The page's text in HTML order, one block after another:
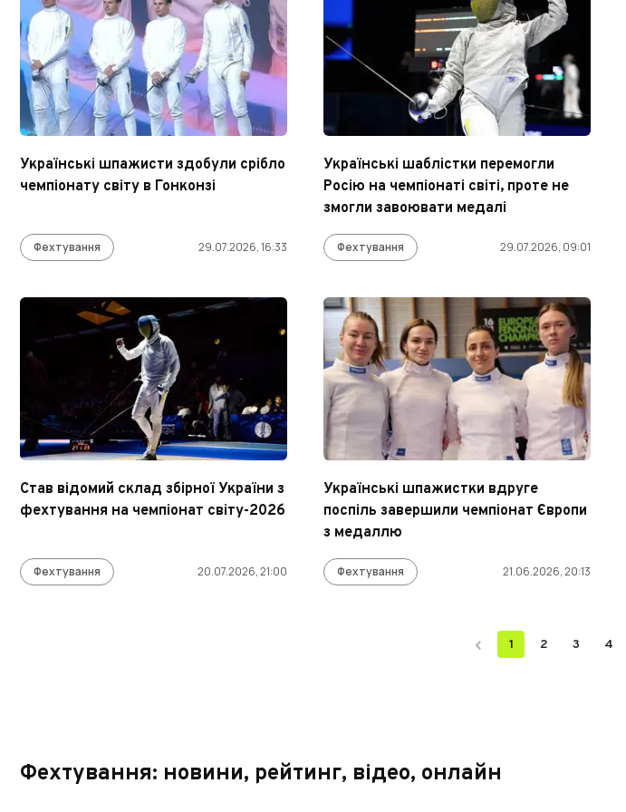
Українські шпажисти здобули срібло
чемпіонату світу в Гонконзі
Фехтування 29.07.2026, 16:33
Українські шаблістки перемогли
Росію на чемпіонаті світі, проте не
змогли завоювати медалі
Фехтування 29.07.2026, 09:01
Став відомий склад збірної України з
фехтування на чемпіонат світу-2026
Фехтування 20.07.2026, 21:00
Українські шпажистки вдруге
поспіль завершили чемпіонат Європи
з медаллю
Фехтування 21.06.2026, 20:13
1 2 3 4
Фехтування: новини, рейтинг, відео, онлайн